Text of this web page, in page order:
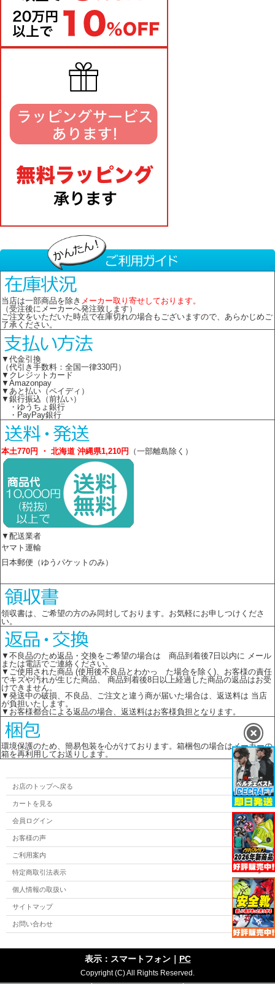
当店は一部商品を除き メーカー取り寄せしております。
（受注後にメーカーへ発注致します）
ご注文をいただいた時点で在庫切れの場合もございますので、あらかじめご
了承ください。
▼代金引換
（代引き手数料：全国一律330円）
▼クレジットカード
▼Amazonpay
▼あと払い（ペイディ）
▼銀行振込（前払い）
・ゆうちょ銀行
・PayPay銀行
本土770円 ・ 北海道 沖縄県1,210円 （一部離島除く）
▼配送業者
ヤマト運輸
日本郵便（ゆうパケットのみ）
領収書は、ご希望の方のみ同封しております。お気軽にお申しつけくださ
い。
▼不良品のため返品・交換をご希望の場合は 商品到着後7日以内に メール
または電話でご連絡ください。
▼ご使用された商品 (使用後不良品とわかっ た場合を除く)、お客様の責任
でキズや汚れが生じた商品、 商品到着後8日以上経過した商品の返品はお受
けできません。
▼発送中の破損、不良品、ご注文と違う商が届いた場合は、返送料は 当店
が負担いたします。
▼お客様都合による返品の場合、返送料はお客様負担となります。
環境保護のため、簡易包装を心がけております。箱梱包の場合はメーカーの
箱を再利用してお送りします。
お店のトップへ戻る
カートを見る
会員ログイン
お客様の声
ご利用案内
特定商取引法表示
個人情報の取扱い
サイトマップ
お問い合わせ
表示：スマートフォン｜ PC
Copyright (C) All Rights Reserved.